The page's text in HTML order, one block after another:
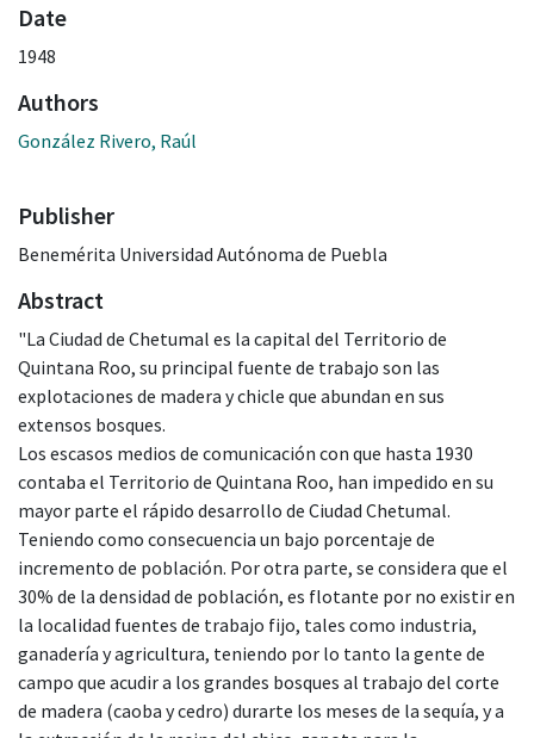
Date
1948
Authors
González Rivero, Raúl
Publisher
Benemérita Universidad Autónoma de Puebla
Abstract
"La Ciudad de Chetumal es la capital del Territorio de
Quintana Roo, su principal fuente de trabajo son las
explotaciones de madera y chicle que abundan en sus
extensos bosques.
Los escasos medios de comunicación con que hasta 1930
contaba el Territorio de Quintana Roo, han impedido en su
mayor parte el rápido desarrollo de Ciudad Chetumal.
Teniendo como consecuencia un bajo porcentaje de
incremento de población. Por otra parte, se considera que el
30% de la densidad de población, es flotante por no existir en
la localidad fuentes de trabajo fijo, tales como industria,
ganadería y agricultura, teniendo por lo tanto la gente de
campo que acudir a los grandes bosques al trabajo del corte
de madera (caoba y cedro) durarte los meses de la sequía, y a